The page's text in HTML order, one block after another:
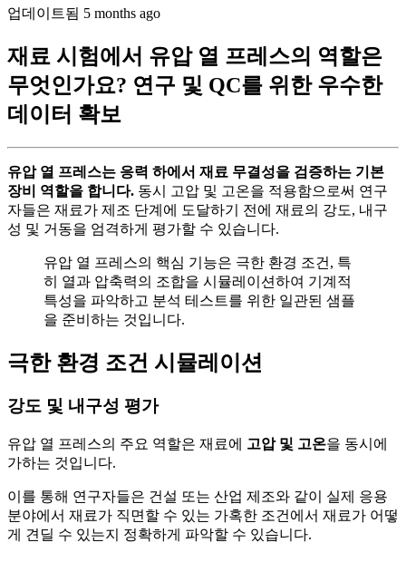
업데이트됨 5 months ago
재료 시험에서 유압 열 프레스의 역할은
무엇인가요? 연구 및 QC를 위한 우수한
데이터 확보
유압 열 프레스는 응력 하에서 재료 무결성을 검증하는 기본
장비 역할을 합니다. 동시 고압 및 고온을 적용함으로써 연구
자들은 재료가 제조 단계에 도달하기 전에 재료의 강도, 내구
성 및 거동을 엄격하게 평가할 수 있습니다.
유압 열 프레스의 핵심 기능은 극한 환경 조건, 특
히 열과 압축력의 조합을 시뮬레이션하여 기계적
특성을 파악하고 분석 테스트를 위한 일관된 샘플
을 준비하는 것입니다.
극한 환경 조건 시뮬레이션
강도 및 내구성 평가
유압 열 프레스의 주요 역할은 재료에 고압 및 고온을 동시에
가하는 것입니다.
이를 통해 연구자들은 건설 또는 산업 제조와 같이 실제 응용
분야에서 재료가 직면할 수 있는 가혹한 조건에서 재료가 어떻
게 견딜 수 있는지 정확하게 파악할 수 있습니다.